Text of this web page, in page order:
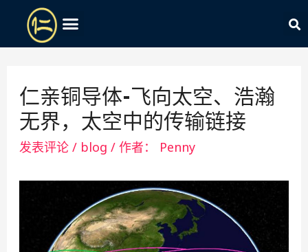
仁亲铜导体-飞向太空、浩瀚
无界，太空中的传输链接
发表评论 / blog / 作者： Penny